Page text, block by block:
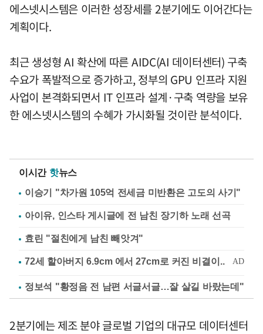
에스넷시스템은 이러한 성장세를 2분기에도 이어간다는
계획이다.
최근 생성형 AI 확산에 따른 AIDC(AI 데이터센터) 구축
수요가 폭발적으로 증가하고, 정부의 GPU 인프라 지원
사업이 본격화되면서 IT 인프라 설계·구축 역량을 보유
한 에스넷시스템의 수혜가 가시화될 것이란 분석이다.
이시간 핫뉴스
이승기 "차가원 105억 전세금 미반환은 고도의 사기"
아이유, 인스타 게시글에 전 남친 장기하 노래 선곡
효린 "절친에게 남친 빼앗겨"
정보석 "황정음 전 남편 서글서글…잘 살길 바랐는데"
2분기에는 제조 분야 글로벌 기업의 대규모 데이터센터